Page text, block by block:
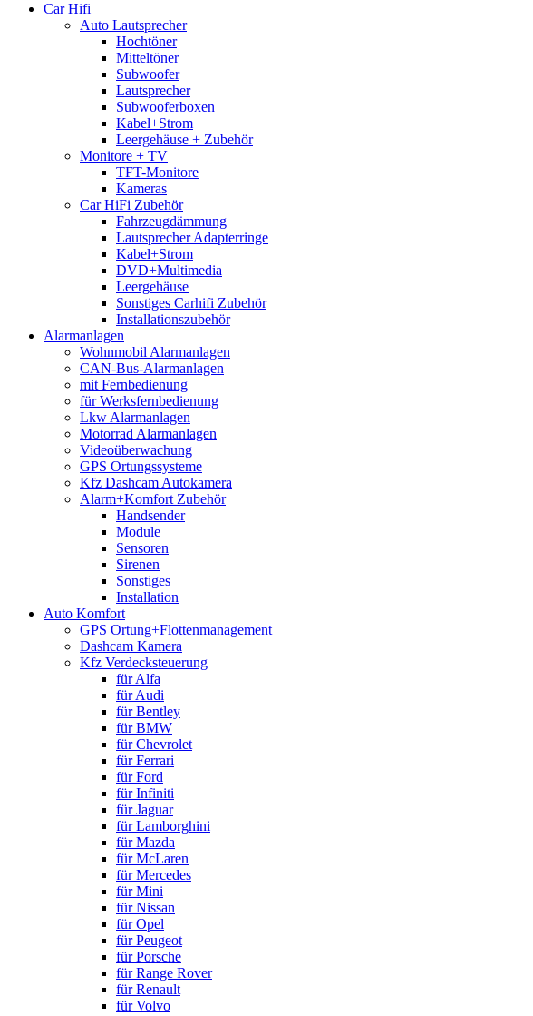
Car Hifi
Auto Lautsprecher
Hochtöner
Mitteltöner
Subwoofer
Lautsprecher
Subwooferboxen
Kabel+Strom
Leergehäuse + Zubehör
Monitore + TV
TFT-Monitore
Kameras
Car HiFi Zubehör
Fahrzeugdämmung
Lautsprecher Adapterringe
Kabel+Strom
DVD+Multimedia
Leergehäuse
Sonstiges Carhifi Zubehör
Installationszubehör
Alarmanlagen
Wohnmobil Alarmanlagen
CAN-Bus-Alarmanlagen
mit Fernbedienung
für Werksfernbedienung
Lkw Alarmanlagen
Motorrad Alarmanlagen
Videoüberwachung
GPS Ortungssysteme
Kfz Dashcam Autokamera
Alarm+Komfort Zubehör
Handsender
Module
Sensoren
Sirenen
Sonstiges
Installation
Auto Komfort
GPS Ortung+Flottenmanagement
Dashcam Kamera
Kfz Verdecksteuerung
für Alfa
für Audi
für Bentley
für BMW
für Chevrolet
für Ferrari
für Ford
für Infiniti
für Jaguar
für Lamborghini
für Mazda
für McLaren
für Mercedes
für Mini
für Nissan
für Opel
für Peugeot
für Porsche
für Range Rover
für Renault
für Volvo